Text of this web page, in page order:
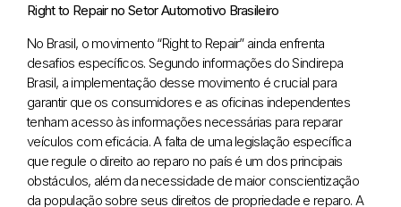
Right to Repair no Setor Automotivo Brasileiro
No Brasil, o movimento “Right to Repair” ainda enfrenta
desafios específicos. Segundo informações do Sindirepa
Brasil, a implementação desse movimento é crucial para
garantir que os consumidores e as oficinas independentes
tenham acesso às informações necessárias para reparar
veículos com eficácia. A falta de uma legislação específica
que regule o direito ao reparo no país é um dos principais
obstáculos, além da necessidade de maior conscientização
da população sobre seus direitos de propriedade e reparo. A